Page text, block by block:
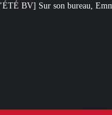
a posé le livre d’un